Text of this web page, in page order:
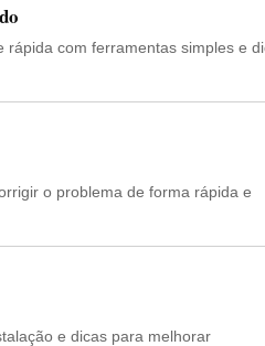
com ferramentas simples e
o problema de forma rápida e
e dicas para melhorar